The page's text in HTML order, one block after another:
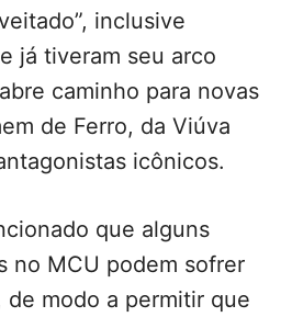
inclusive
já tiveram seu arco
caminho para novas
de Ferro, da Viúva
icônicos.
que alguns
no MCU podem sofrer
de modo a permitir que